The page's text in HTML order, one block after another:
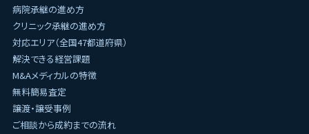
病院承継の進め方
クリニック承継の進め方
対応エリア（全国47都道府県）
解決できる経営課題
M&Aメディカルの特徴
無料簡易査定
譲渡・譲受事例
ご相談から成約までの流れ